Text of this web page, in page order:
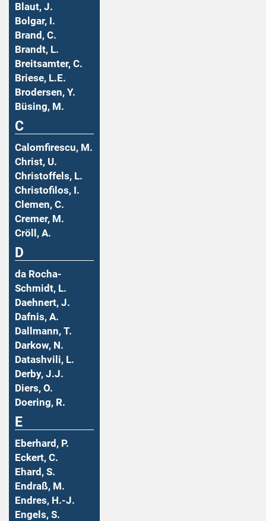
Blaut, J.
Bolgar, I.
Brand, C.
Brandt, L.
Breitsamter, C.
Briese, L.E.
Brodersen, Y.
Büsing, M.
C
Calomfirescu, M.
Christ, U.
Christoffels, L.
Christofilos, I.
Clemen, C.
Cremer, M.
Cröll, A.
D
da Rocha-
Schmidt, L.
Daehnert, J.
Dafnis, A.
Dallmann, T.
Darkow, N.
Datashvili, L.
Derby, J.J.
Diers, O.
Doering, R.
E
Eberhard, P.
Eckert, C.
Ehard, S.
Endraß, M.
Endres, H.-J.
Engels, S.